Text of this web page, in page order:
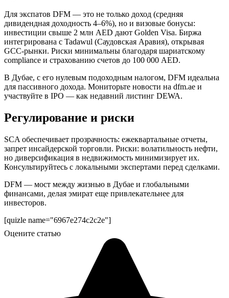
Для экспатов DFM — это не только доход (средняя
дивидендная доходность 4–6%), но и визовые бонусы:
инвестиции свыше 2 млн AED дают Golden Visa. Биржа
интегрирована с Tadawul (Саудовская Аравия), открывая
GCC-рынки. Риски минимальны благодаря шариатскому
compliance и страхованию счетов до 100 000 AED.
В Дубае, с его нулевым подоходным налогом, DFM идеальна
для пассивного дохода. Мониторьте новости на dfm.ae и
участвуйте в IPO — как недавний листинг DEWA.
Регулирование и риски
SCA обеспечивает прозрачность: ежеквартальные отчеты,
запрет инсайдерской торговли. Риски: волатильность нефти,
но диверсификация в недвижимость минимизирует их.
Консультируйтесь с локальными экспертами перед сделками.
DFM — мост между жизнью в Дубае и глобальными
финансами, делая эмират еще привлекательнее для
инвесторов.
[quizle name="6967e274c2c2e"]
Оцените статью